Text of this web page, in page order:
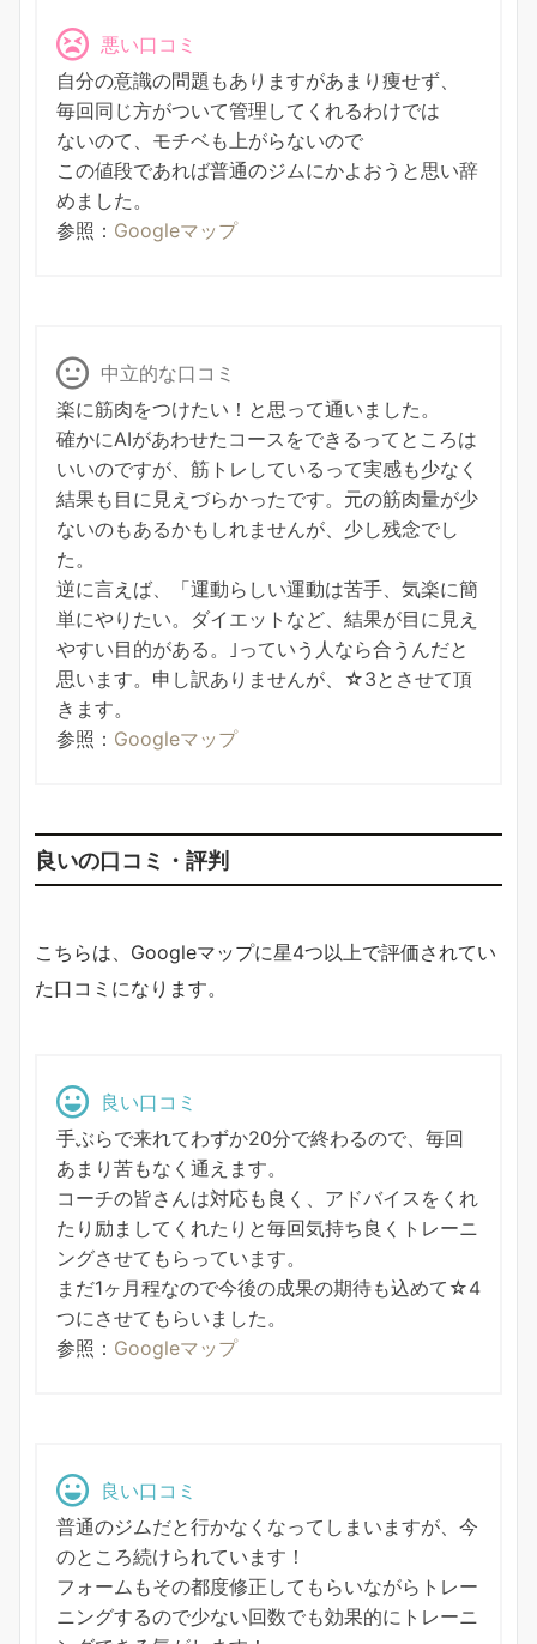
悪い口コミ
自分の意識の問題もありますがあまり痩せず、
毎回同じ方がついて管理してくれるわけでは
ないのて、モチベも上がらないので
この値段であれば普通のジムにかよおうと思い辞
めました。
参照： Googleマップ
中立的な口コミ
楽に筋肉をつけたい！と思って通いました。
確かにAIがあわせたコースをできるってところは
いいのですが、筋トレしているって実感も少なく
結果も目に見えづらかったです。元の筋肉量が少
ないのもあるかもしれませんが、少し残念でし
た。
逆に言えば、「運動らしい運動は苦手、気楽に簡
単にやりたい。ダイエットなど、結果が目に見え
やすい目的がある。｣っていう人なら合うんだと
思います。申し訳ありませんが、☆3とさせて頂
きます。
参照： Googleマップ
良いの口コミ・評判
こちらは、Googleマップに星4つ以上で評価されてい
た口コミになります。
良い口コミ
手ぶらで来れてわずか20分で終わるので、毎回
あまり苦もなく通えます。
コーチの皆さんは対応も良く、アドバイスをくれ
たり励ましてくれたりと毎回気持ち良くトレーニ
ングさせてもらっています。
まだ1ヶ月程なので今後の成果の期待も込めて☆4
つにさせてもらいました。
参照： Googleマップ
良い口コミ
普通のジムだと行かなくなってしまいますが、今
のところ続けられています！
フォームもその都度修正してもらいながらトレー
ニングするので少ない回数でも効果的にトレーニ